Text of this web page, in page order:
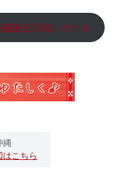
誕生日祝いボトル
縄
はこちら